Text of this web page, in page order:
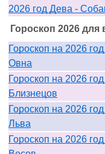
2026 год Дева -
Гороскоп 2026 для
Гороскоп на 2026
Овна
Гороскоп на 2026
Близнецов
Гороскоп на 2026
Льва
Гороскоп на 2026